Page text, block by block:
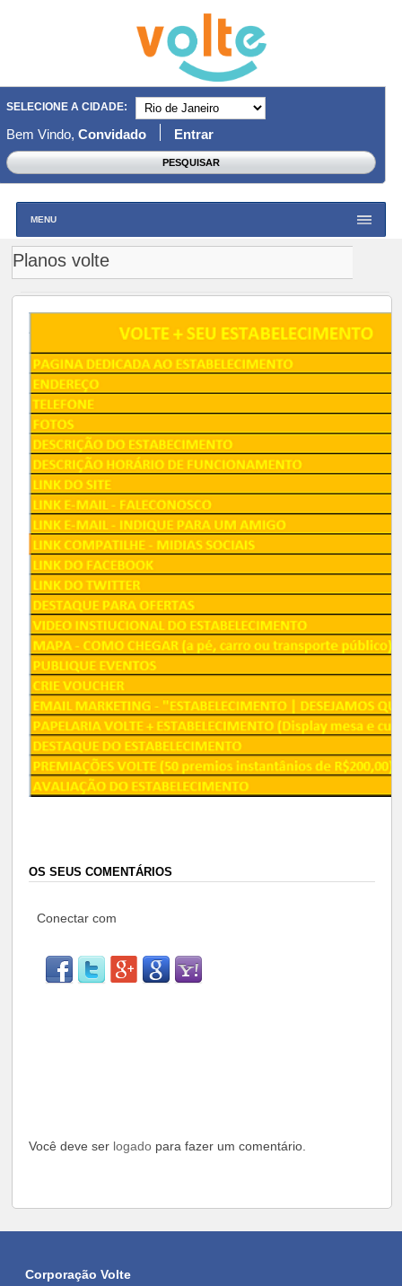
SELECIONE A CIDADE:
Bem Vindo, Convidado Entrar
MENU
Planos volte
OS SEUS COMENTÁRIOS
Conectar com
Você deve ser logado para fazer um comentário.
Corporação Volte